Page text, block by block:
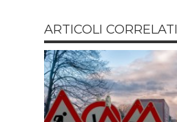
ARTICOLI CORRELATI